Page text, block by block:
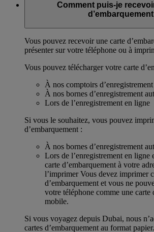
Comment puis-je
Vous pouvez recevoir une carte
présenter sur votre téléphone ou à
Vous pouvez télécharger votre carte
À nos comptoirs
À nos bornes d’enregistrement
Lors de l’enregistrement en ligne
Si vous le souhaitez, vous pouvez
d’embarquement :
À nos bornes d’enregistrement
Lors de l’enregistrement en ligne
carte d’embarquement à votre
l’imprimer Vous devez imprimer
d’embarquement et vous ne
votre téléphone comme une carte
mobile.
Si vous voyagez depuis Dubai, nous
cartes d’embarquement au format